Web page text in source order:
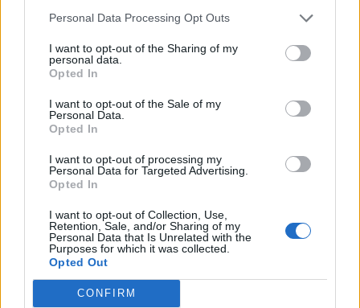
Personal Data Processing Opt Outs
I want to opt-out of the Sharing of my
personal data.
Opted In
I want to opt-out of the Sale of my
Personal Data.
Opted In
I want to opt-out of processing my
Personal Data for Targeted Advertising.
Opted In
I want to opt-out of Collection, Use,
Retention, Sale, and/or Sharing of my
Personal Data that Is Unrelated with the
Purposes for which it was collected.
Opted Out
CONFIRM